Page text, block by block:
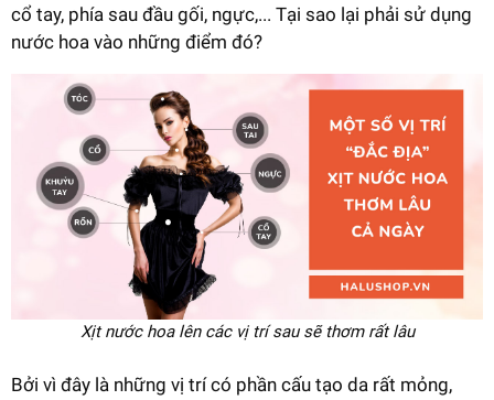
cổ tay, phía sau đầu gối, ngực,... Tại sao lại phải sử dụng
nước hoa vào những điểm đó?
Xịt nước hoa lên các vị trí sau sẽ thơm rất lâu
Bởi vì đây là những vị trí có phần cấu tạo da rất mỏng,